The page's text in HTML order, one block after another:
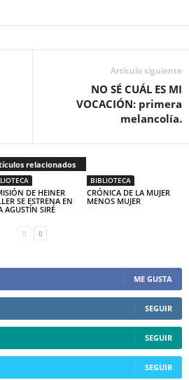
Artículo siguiente
NO SÉ CUÁL ES MI
VOCACIÓN: primera
melancolía.
relacionados
DE HEINER
SE ESTRENA EN
AGUSTÍN SIRÉ
BIBLIOTECA
CRÓNICA DE LA MUJER
MENOS MUJER
ME GUSTA
SEGUIR
SEGUIR
SEGUIR